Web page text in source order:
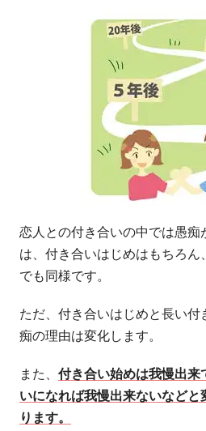
恋人との付き合いの中では愚痴
は、付き合いはじめはもちろん
でも同様です。
ただ、付き合いはじめと長い付
痴の理由は変化します。
また、付き合い始めは我慢出来
いになれば我慢出来ないなどと
ります。